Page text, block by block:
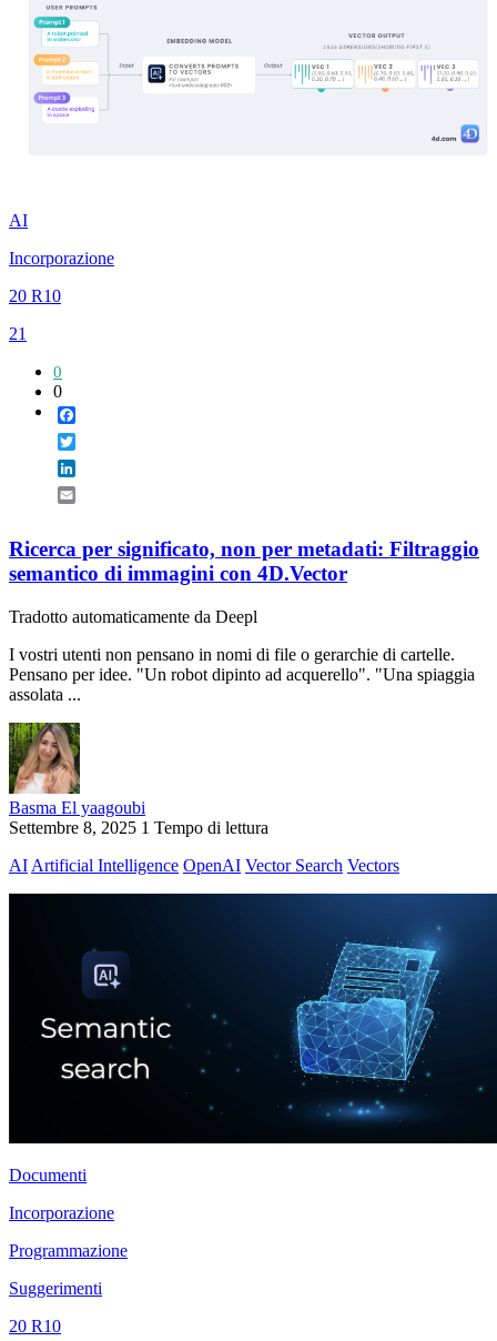
AI
Incorporazione
20 R10
21
0
0
Ricerca per significato, non per metadati: Filtraggio
semantico di immagini con 4D.Vector
Tradotto automaticamente da Deepl
I vostri utenti non pensano in nomi di file o gerarchie di cartelle.
Pensano per idee. "Un robot dipinto ad acquerello". "Una spiaggia
assolata ...
Basma El yaagoubi
Settembre 8, 2025 1 Tempo di lettura
AI Artificial Intelligence OpenAI Vector Search Vectors
Documenti
Incorporazione
Programmazione
Suggerimenti
20 R10